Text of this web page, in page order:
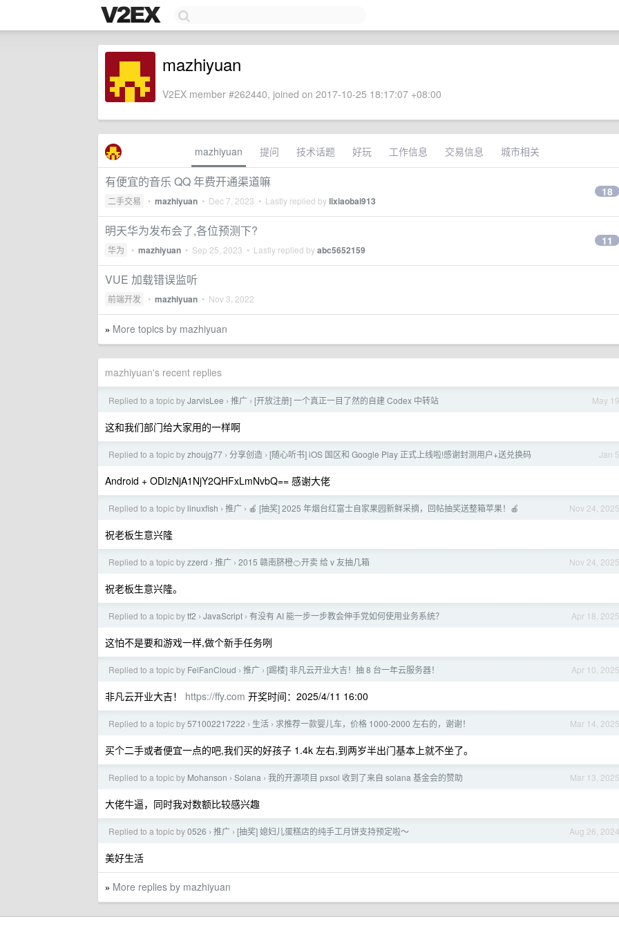
mazhiyuan
V2EX member #262440, joined on 2017-10-25 18:17:07 +08:00
mazhiyuan 提问 技术话题 好玩 工作信息 交易信息 城市相关
有便宜的音乐 QQ 年费开通渠道嘛
二手交易 • mazhiyuan • Dec 7, 2023 • Lastly replied bylixiaobai913
18
明天华为发布会了,各位预测下?
华为 • mazhiyuan • Sep 25, 2023 • Lastly replied byabc5652159
11
VUE 加载错误监听
前端开发 • mazhiyuan • Nov 3, 2022
» More topics by mazhiyuan
mazhiyuan's recent replies
May 19
Replied to a topic byJarvisLee › 推广 › [开放注册] 一个真正一目了然的自建 Codex 中转站
这和我们部门给大家用的一样啊
Jan 5
Replied to a topic byzhoujg77 › 分享创造 › [随心听书] iOS 国区和 Google Play 正式上线啦!感谢封测用户+送兑换码
Android + ODIzNjA1NjY2QHFxLmNvbQ== 感谢大佬
Nov 24, 2025
Replied to a topic by linuxfish › 推广 › 🍎 [抽奖] 2025 年烟台红富士自家果园新鲜采摘，回帖抽奖送整箱苹果！🍎
祝老板生意兴隆
Nov 24, 2025
Replied to a topic byzzerd › 推广 › 2015 赣南脐橙🍊开卖 给 v 友抽几箱
祝老板生意兴隆。
Apr 18, 2025
Replied to a topic bytf2 › JavaScript › 有没有 AI 能一步一步教会伸手党如何使用业务系统？
这怕不是要和游戏一样,做个新手任务咧
Apr 10, 2025
Replied to a topic by FeiFanCloud › 推广 › [踢楼] 非凡云开业大吉！抽 8 台一年云服务器！
非凡云开业大吉！ https://ffy.com 开奖时间：2025/4/11 16:00
Mar 14, 2025
Replied to a topic by571002217222 › 生活 › 求推荐一款婴儿车，价格 1000-2000 左右的，谢谢！
买个二手或者便宜一点的吧,我们买的好孩子 1.4k 左右,到两岁半出门基本上就不坐了。
Mar 13, 2025
Replied to a topic by Mohanson › Solana › 我的开源项目 pxsol 收到了来自 solana 基金会的赞助
大佬牛逼，同时我对数额比较感兴趣
Aug 26, 2024
Replied to a topic by0526 › 推广 › [抽奖] 媳妇儿蛋糕店的纯手工月饼支持预定啦～
美好生活
» More replies by mazhiyuan